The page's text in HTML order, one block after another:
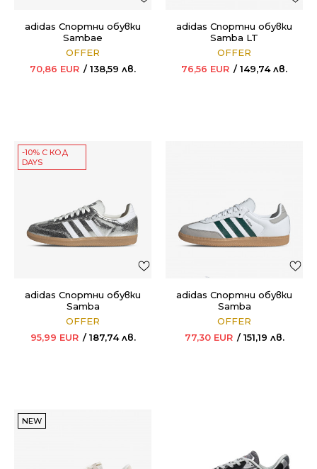
adidas Спортни обувки
Sambae
OFFER
70,86 EUR 138,59 лв.
adidas Спортни обувки
Samba LT
OFFER
76,56 EUR 149,74 лв.
-10% С КОД
DAYS
adidas Спортни обувки
Samba
OFFER
95,99 EUR 187,74 лв.
adidas Спортни обувки
Samba
OFFER
77,30 EUR 151,19 лв.
NEW